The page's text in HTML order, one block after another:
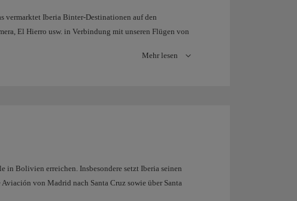
vermarktet Iberia Binter-Destinationen auf den
El Hierro usw. in Verbindung mit unseren Flügen von
in Marokko, Nouakchott in Mauretanien, Dakar in
Mehr lesen
in Bolivien erreichen. Insbesondere setzt Iberia seinen
von Madrid nach Santa Cruz sowie über Santa